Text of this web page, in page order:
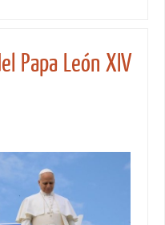
Papa León XIV